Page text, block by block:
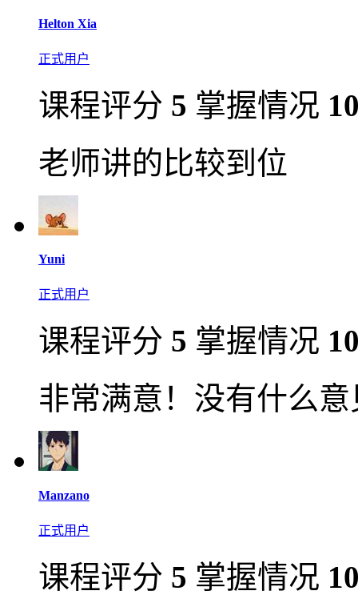
Helton Xia
正式用户
课程评分 5 掌握情况
老师讲的比较到位
Yuni
正式用户
课程评分 5 掌握情况
非常满意！没有什么意
Manzano
正式用户
课程评分 5 掌握情况